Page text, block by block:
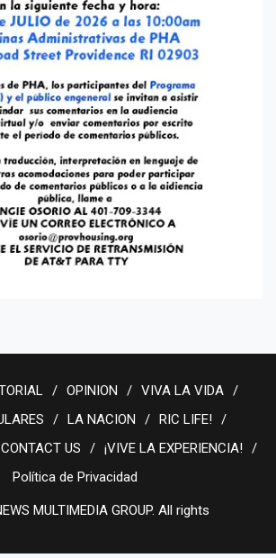
OPINION
VIVA LA VIDA
LA NACION
RIC LIFE!
CONTACT US
¡VIVE LA EXPERIENCIA!
Política de Privacidad
MULTIMEDIA GROUP. All rights